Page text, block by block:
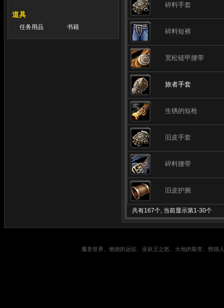
道具
任务用品 书籍
碎料手套
碎料短裤
宽松链甲腰带
旅者手套
生锈的短枪
旧皮手套
碎料腰带
旧皮护腕
共有167个, 当前显示第1-30个
魔兽世界、燃烧的远征、巫妖王之怒、大地的裂变、熊猫